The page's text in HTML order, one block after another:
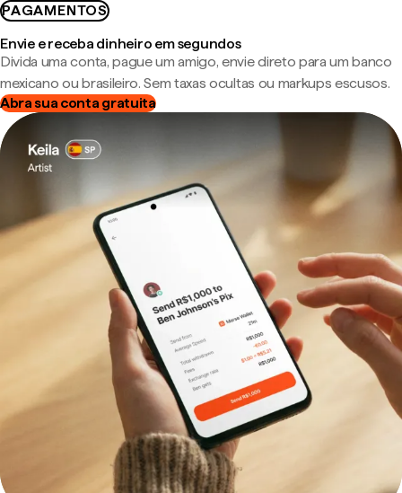
PAGAMENTOS
Envie e receba dinheiro em segundos
Divida uma conta, pague um amigo, envie direto para um banco
mexicano ou brasileiro. Sem taxas ocultas ou markups escusos.
Abra sua conta gratuita